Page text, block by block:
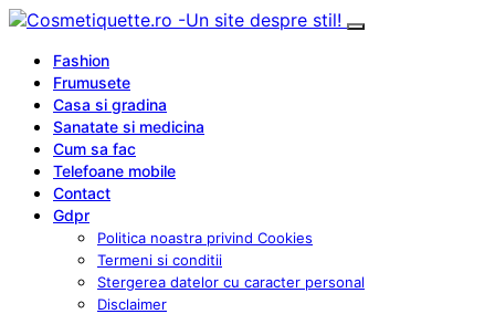
Fashion
Frumusete
Casa si gradina
Sanatate si medicina
Cum sa fac
Telefoane mobile
Contact
Gdpr
Politica noastra privind Cookies
Termeni si conditii
Stergerea datelor cu caracter personal
Disclaimer